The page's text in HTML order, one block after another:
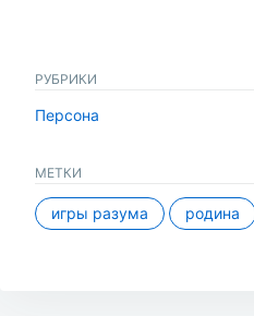
РУБРИКИ
Персона
МЕТКИ
игры разума родина